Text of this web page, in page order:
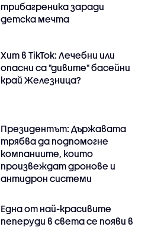
трибагреника заради
детска мечта
Хит в TikTok: Лечебни или
опасни са "дивите" басейни
край Железница?
Президентът: Държавата
трябва да подпомогне
компаниите, които
произвеждат дронове и
антидрон системи
Една от най-красивите
пеперуди в света се появи в